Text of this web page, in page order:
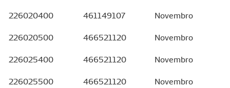
226020400 461149107 Novembro
226020500 466521120 Novembro
226025400 466521120 Novembro
226025500 466521120 Novembro